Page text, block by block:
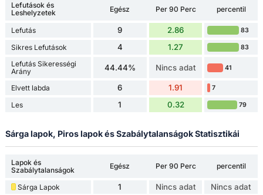
Lefutások és
Leshelyzetek
Egész Per 90 Perc percentil
Lefutás 9 2.86 83
Sikres Lefutások 4 1.27 83
Lefutás Sikerességi
Arány
44.44% Nincs adat 41
Elvett labda 6 1.91 7
Les 1 0.32 79
Sárga lapok, Piros lapok és Szabálytalanságok Statisztikái
Lapok és
Szabálytalanságok
Egész Per 90 Perc percentil
Sárga Lapok 1 Nincs adat Nincs adat